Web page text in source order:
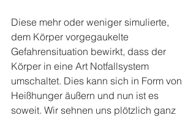
Diese mehr oder weniger simulierte,
dem Körper vorgegaukelte
Gefahrensituation bewirkt, dass der
Körper in eine Art Notfallsystem
umschaltet. Dies kann sich in Form von
Heißhunger äußern und nun ist es
soweit. Wir sehnen uns plötzlich ganz